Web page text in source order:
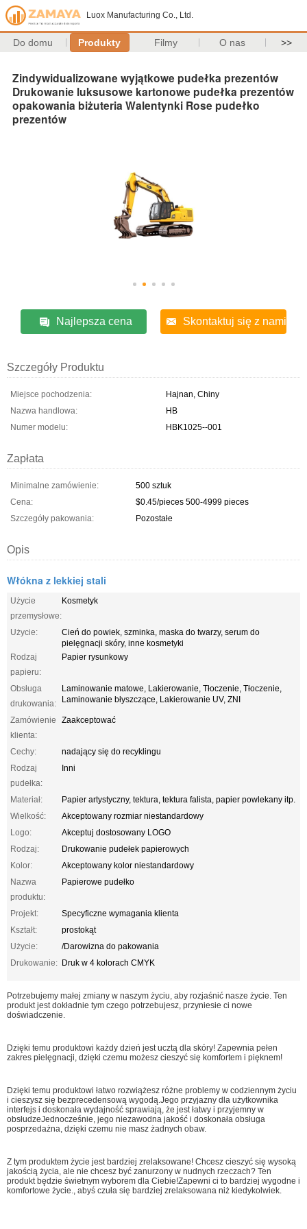
Luox Manufacturing Co., Ltd.
Do domu Produkty Filmy O nas >>
Zindywidualizowane wyjątkowe pudełka prezentów
Drukowanie luksusowe kartonowe pudełka prezentów
opakowania biżuteria Walentynki Rose pudełko
prezentów
Najlepsza cena Skontaktuj się z nami
Szczegóły Produktu
Miejsce pochodzenia:
Hajnan, Chiny
Nazwa handlowa:
HB
Numer modelu:
HBK1025--001
Zapłata
Minimalne zamówienie:
500 sztuk
Cena:
$0.45/pieces 500-4999 pieces
Szczegóły pakowania:
Pozostałe
Opis
Włókna z lekkiej stali
Użycie
przemysłowe:
Kosmetyk
Użycie:
Cień do powiek, szminka, maska ​​do twarzy, serum do
pielęgnacji skóry, inne kosmetyki
Rodzaj
papieru:
Papier rysunkowy
Obsługa
drukowania:
Laminowanie matowe, Lakierowanie, Tłoczenie, Tłoczenie,
Laminowanie błyszczące, Lakierowanie UV, ZNI
Zamówienie
klienta:
Zaakceptować
Cechy:
nadający się do recyklingu
Rodzaj
pudełka:
Inni
Materiał:
Papier artystyczny, tektura, tektura falista, papier powlekany itp.
Wielkość:
Akceptowany rozmiar niestandardowy
Logo:
Akceptuj dostosowany LOGO
Rodzaj:
Drukowanie pudełek papierowych
Kolor:
Akceptowany kolor niestandardowy
Nazwa
produktu:
Papierowe pudełko
Projekt:
Specyficzne wymagania klienta
Kształt:
prostokąt
Użycie:
/Darowizna do pakowania
Drukowanie: Druk w 4 kolorach CMYK
Potrzebujemy małej zmiany w naszym życiu, aby rozjaśnić nasze życie. Ten
produkt jest dokładnie tym czego potrzebujesz, przyniesie ci nowe
doświadczenie.
Dzięki temu produktowi każdy dzień jest ucztą dla skóry! Zapewnia pełen
zakres pielęgnacji, dzięki czemu możesz cieszyć się komfortem i pięknem!
Dzięki temu produktowi łatwo rozwiążesz różne problemy w codziennym życiu
i cieszysz się bezprecedensową wygodą.Jego przyjazny dla użytkownika
interfejs i doskonała wydajność sprawiają, że jest łatwy i przyjemny w
obsłudzeJednocześnie, jego niezawodna jakość i doskonała obsługa
posprzedażna, dzięki czemu nie masz żadnych obaw.
Z tym produktem życie jest bardziej zrelaksowane! Chcesz cieszyć się wysoką
jakością życia, ale nie chcesz być zanurzony w nudnych rzeczach? Ten
produkt będzie świetnym wyborem dla Ciebie!Zapewni ci to bardziej wygodne i
komfortowe życie., abyś czuła się bardziej zrelaksowana niż kiedykolwiek.